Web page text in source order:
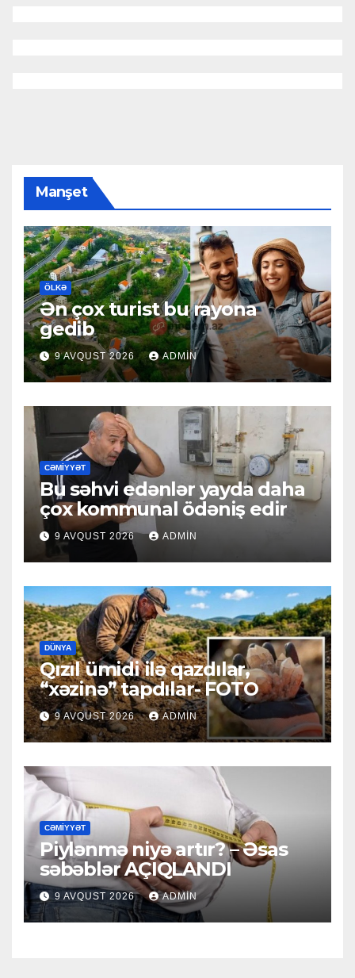
Manşet
ÖLKƏ
Ən çox turist bu rayona
gedib
9 AVQUST 2026 ADMIN
CƏMIYYƏT
Bu səhvi edənlər yayda daha
çox kommunal ödəniş edir
9 AVQUST 2026 ADMIN
DÜNYA
Qızıl ümidi ilə qazdılar,
“xəzinə” tapdılar- FOTO
9 AVQUST 2026 ADMIN
CƏMIYYƏT
Piylənmə niyə artır? – Əsas
səbəblər AÇIQLANDI
9 AVQUST 2026 ADMIN